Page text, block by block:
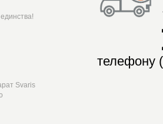
Svaris
телефону